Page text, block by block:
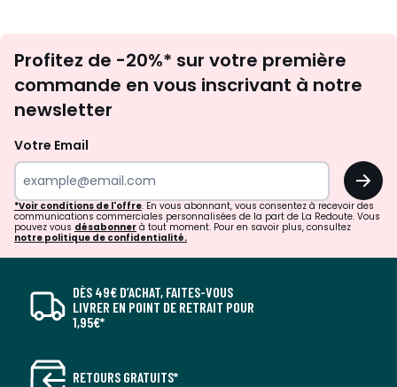
newsletter
Profitez de -20%* sur votre première
commande en vous inscrivant à notre
newsletter
Votre Email
OK
*Voir conditions de l'offre. En vous abonnant, vous consentez à recevoir des
communications commerciales personnalisées de la part de La Redoute. Vous
pouvez vous désabonner à tout moment. Pour en savoir plus, consultez
notre politique de confidentialité.
DÈS 49€ D’ACHAT, FAITES-VOUS
LIVRER EN POINT DE RETRAIT POUR
1,95€*
RETOURS GRATUITS*